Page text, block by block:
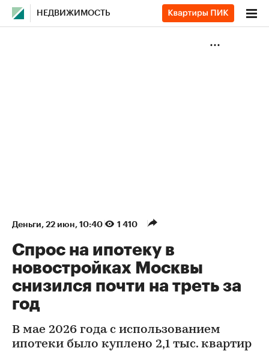
НЕДВИЖИМОСТЬ
Деньги⁠, 22 июн, 10:40 1 410
Спрос на ипотеку в
новостройках Москвы
снизился почти на треть за
год
В мае 2026 года с использованием
ипотеки было куплено 2,1 тыс. квартир